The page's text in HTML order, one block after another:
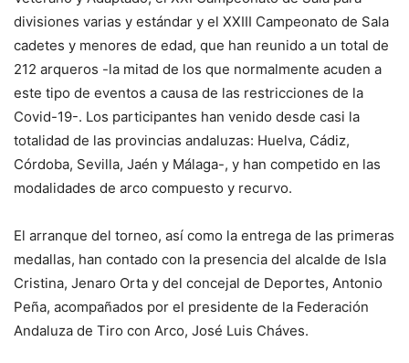
divisiones varias y estándar y el XXIII Campeonato de Sala
cadetes y menores de edad, que han reunido a un total de
212 arqueros -la mitad de los que normalmente acuden a
este tipo de eventos a causa de las restricciones de la
Covid-19-. Los participantes han venido desde casi la
totalidad de las provincias andaluzas: Huelva, Cádiz,
Córdoba, Sevilla, Jaén y Málaga-, y han competido en las
modalidades de arco compuesto y recurvo.
El arranque del torneo, así como la entrega de las primeras
medallas, han contado con la presencia del alcalde de Isla
Cristina, Jenaro Orta y del concejal de Deportes, Antonio
Peña, acompañados por el presidente de la Federación
Andaluza de Tiro con Arco, José Luis Cháves.